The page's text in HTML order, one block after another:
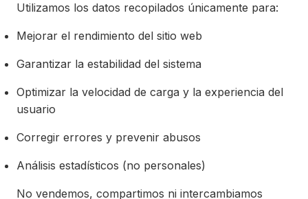
Utilizamos los datos recopilados únicamente para:
Mejorar el rendimiento del sitio web
Garantizar la estabilidad del sistema
Optimizar la velocidad de carga y la experiencia del
usuario
Corregir errores y prevenir abusos
Análisis estadísticos (no personales)
No vendemos, compartimos ni intercambiamos